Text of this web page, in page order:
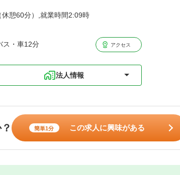
憩60分）,就業時間2:09時
ス・車12分 アクセス
法人情報
簡単1分 この求人に興味がある